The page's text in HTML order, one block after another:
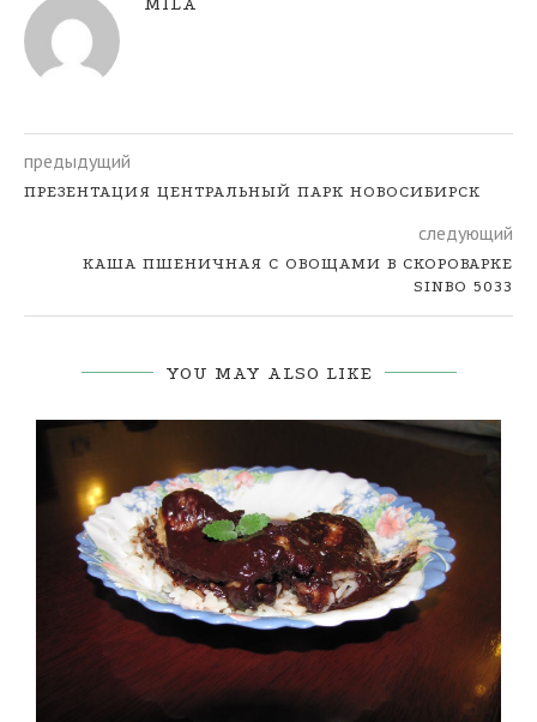
предыдущий
ПРЕЗЕНТАЦИЯ ЦЕНТРАЛЬНЫЙ ПАРК НОВОСИБИРСК
следующий
КАША ПШЕНИЧНАЯ С ОВОЩАМИ В СКОРОВАРКЕ
SINBO 5033
YOU MAY ALSO LIKE